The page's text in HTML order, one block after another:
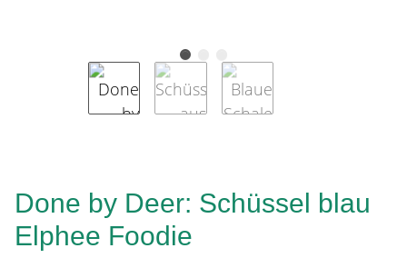
Done by Deer: Schüssel blau
Elphee Foodie